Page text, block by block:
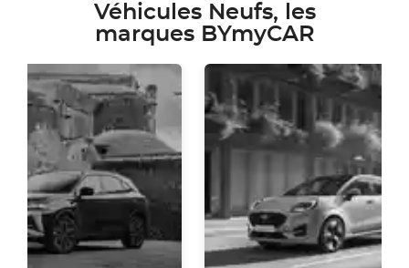
Véhicules Neufs, les
marques BYmyCAR